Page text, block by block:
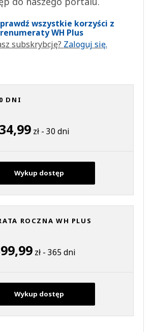
wszystkie korzyści z
WH Plus
subskrybcję? Zaloguj się.
DNI
34,99 zł - 30 dni
Wykup dostęp
ROCZNA WH PLUS
zł - 365 dni
Wykup dostęp